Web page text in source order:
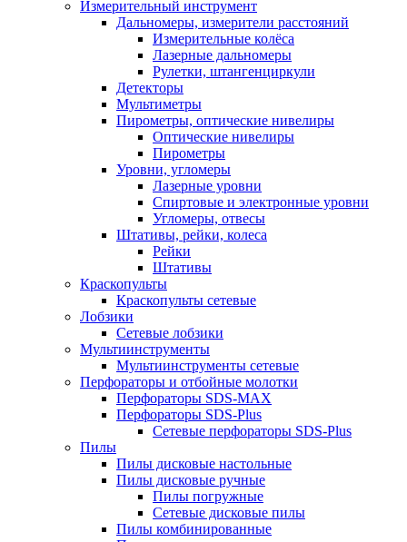
Измерительный инструмент
Дальномеры, измерители расстояний
Измерительные колёса
Лазерные дальномеры
Рулетки, штангенциркули
Детекторы
Мультиметры
Пирометры, оптические нивелиры
Оптические нивелиры
Пирометры
Уровни, угломеры
Лазерные уровни
Спиртовые и электронные уровни
Угломеры, отвесы
Штативы, рейки, колеса
Рейки
Штативы
Краскопульты
Краскопульты сетевые
Лобзики
Сетевые лобзики
Мультиинструменты
Мультиинструменты сетевые
Перфораторы и отбойные молотки
Перфораторы SDS-MAX
Перфораторы SDS-Plus
Сетевые перфораторы SDS-Plus
Пилы
Пилы дисковые настольные
Пилы дисковые ручные
Пилы погружные
Сетевые дисковые пилы
Пилы комбинированные